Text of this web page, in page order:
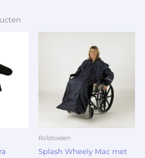
Rolstoelen
Splash Wheely Mac met